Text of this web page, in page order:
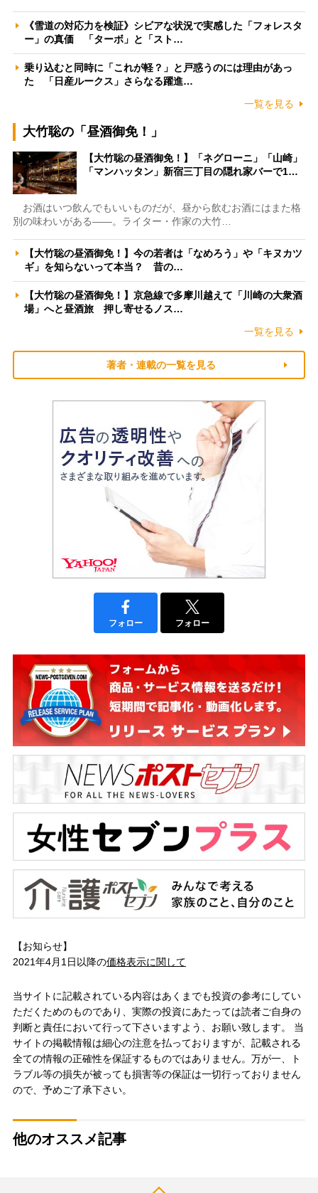
《雪道の対応力を検証》シビアな状況で実感した「フォレスタ
ー」の真価 「ターボ」と「スト…
乗り込むと同時に「これが軽？」と戸惑うのには理由があっ
た 「日産ルークス」さらなる躍進…
一覧を見る
大竹聡の「昼酒御免！」
【大竹聡の昼酒御免！】「ネグローニ」「山崎」
「マンハッタン」新宿三丁目の隠れ家バーで1…
お酒はいつ飲んでもいいものだが、昼から飲むお酒にはまた格
別の味わいがある――。ライター・作家の大竹…
【大竹聡の昼酒御免！】今の若者は「なめろう」や「キヌカツ
ギ」を知らないって本当？ 昔の…
【大竹聡の昼酒御免！】京急線で多摩川越えて「川崎の大衆酒
場」へと昼酒旅 押し寄せるノス…
一覧を見る
著者・連載の一覧を見る
フォロー フォロー
【お知らせ】
2021年4月1日以降の価格表示に関して
当サイトに記載されている内容はあくまでも投資の参考にしてい
ただくためのものであり、実際の投資にあたっては読者ご自身の
判断と責任において行って下さいますよう、お願い致します。 当
サイトの掲載情報は細心の注意を払っておりますが、記載される
全ての情報の正確性を保証するものではありません。万が一、ト
ラブル等の損失が被っても損害等の保証は一切行っておりません
ので、予めご了承下さい。
他のオススメ記事